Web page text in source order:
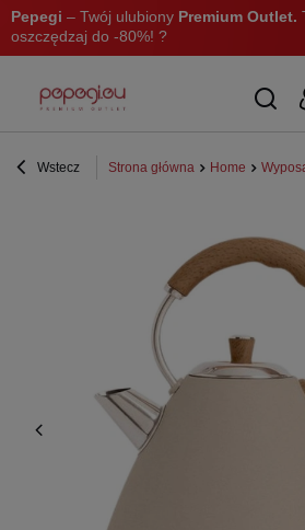
Pepegi – Twój ulubiony Premium Outlet.
oszczędzaj do -80%! ?
Wstecz Strona główna Home